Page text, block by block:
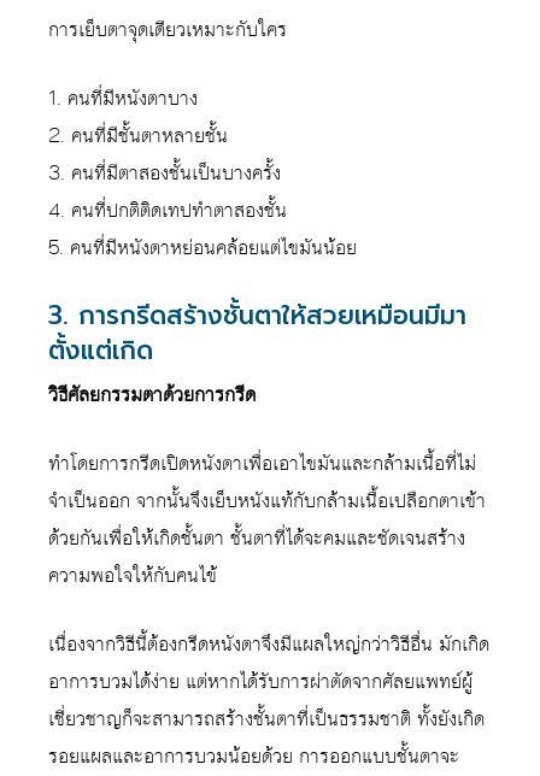
การเย็บตาจุดเดียวเหมาะกับใคร
1. คนที่มีหนังตาบาง
2. คนที่มีชั้นตาหลายชั้น
3. คนที่มีตาสองชั้นเป็นบางครั้ง
4. คนที่ปกติติดเทปทำตาสองชั้น
5. คนที่มีหนังตาหย่อนคล้อยแต่ไขมันน้อย
3. การกรีดสร้างชั้นตาให้สวยเหมือนมีมา
ตั้งแต่เกิด
วิธีศัลยกรรมตาด้วยการกรีด
ทำโดยการกรีดเปิดหนังตาเพื่อเอาไขมันและกล้ามเนื้อที่ไม่
จำเป็นออก จากนั้นจึงเย็บหนังแท้กับกล้ามเนื้อเปลือกตาเข้า
ด้วยกันเพื่อให้เกิดชั้นตา ชั้นตาที่ได้จะคมและชัดเจนสร้าง
ความพอใจให้กับคนไข้
เนื่องจากวิธีนี้ต้องกรีดหนังตาจึงมีแผลใหญ่กว่าวิธีอื่น มักเกิด
อาการบวมได้ง่าย แต่หากได้รับการผ่าตัดจากศัลยแพทย์ผู้
เชี่ยวชาญก็จะสามารถสร้างชั้นตาที่เป็นธรรมชาติ ทั้งยังเกิด
รอยแผลและอาการบวมน้อยด้วย การออกแบบชั้นตาจะ